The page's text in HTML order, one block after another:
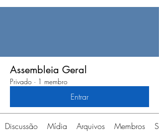
Assembleia Geral
Privado · 1 membro
Entrar
Discussão Mídia Arquivos Membros